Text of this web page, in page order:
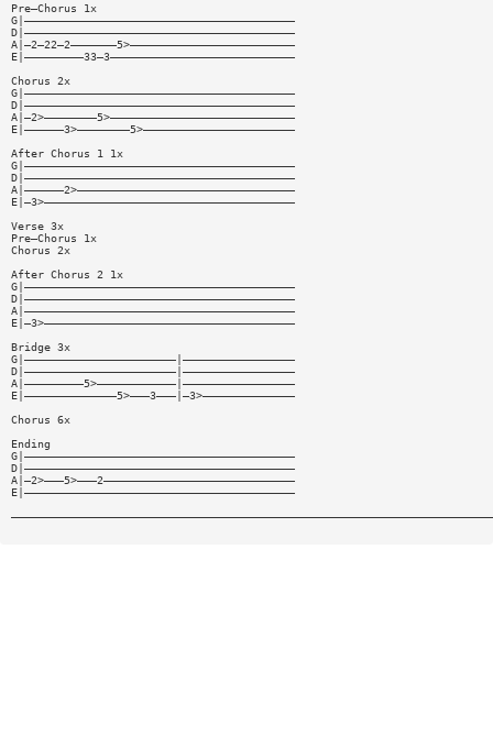
Pre—Chorus 1x
G|—————————————————————————————————————————
D|—————————————————————————————————————————
A|—2—22—2———————5>—————————————————————————
E|—————————33—3————————————————————————————
Chorus 2x
G|—————————————————————————————————————————
D|—————————————————————————————————————————
A|—2>————————5>————————————————————————————
E|——————3>————————5>———————————————————————
After Chorus 1 1x
G|—————————————————————————————————————————
D|—————————————————————————————————————————
A|——————2>—————————————————————————————————
E|—3>——————————————————————————————————————
Verse 3x
Pre—Chorus 1x
Chorus 2x
After Chorus 2 1x
G|—————————————————————————————————————————
D|—————————————————————————————————————————
A|—————————————————————————————————————————
E|—3>——————————————————————————————————————
Bridge 3x
G|———————————————————————|—————————————————
D|———————————————————————|—————————————————
A|—————————5>————————————|—————————————————
E|——————————————5>———3———|—3>——————————————
Chorus 6x
Ending
G|—————————————————————————————————————————
D|—————————————————————————————————————————
A|—2>———5>———2—————————————————————————————
E|—————————————————————————————————————————